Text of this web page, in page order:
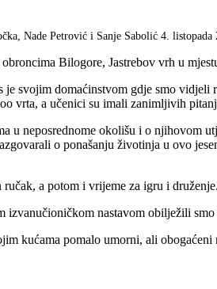
Nade Petrović i Sanje Sabolić 4.
Bilogore, Jastrebov vrh u
svojim domaćinstvom gdje smo
vrta, a učenici su imali zanimljivih
u neposrednome okolišu i o njihovom
o ponašanju životinja u ovo
a potom i vrijeme za igru i
izvanučioničkom nastavom obilježili
kućama pomalo umorni, ali obogaćeni